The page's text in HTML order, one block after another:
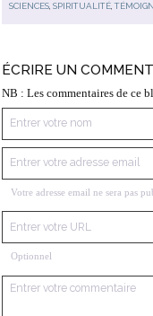
SCIENCES,SPIRITUALITÉ,
ÉCRIRE UN
NB : Les commentaires de ce
Votre adresse email ne sera pas
Optionnel